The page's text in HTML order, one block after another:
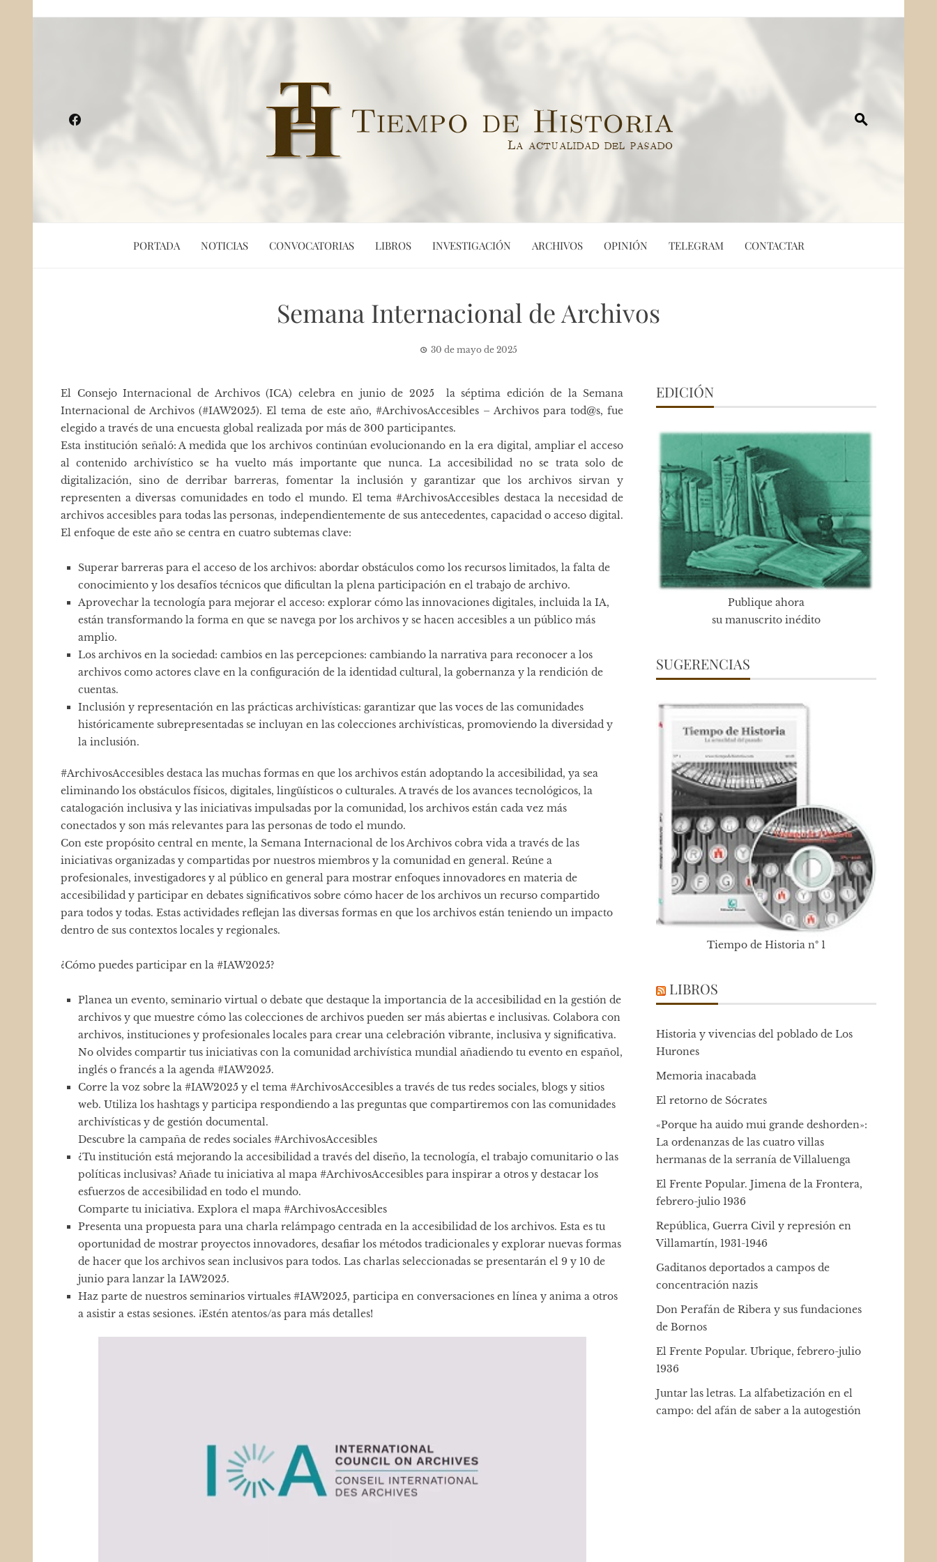
PORTADA NOTICIAS CONVOCATORIAS LIBROS INVESTIGACIÓN ARCHIVOS OPINIÓN TELEGRAM CONTACTAR
Semana Internacional de Archivos
30 de mayo de 2025
El Consejo Internacional de Archivos(ICA) celebra en junio de 2025 la séptima edición de laSemana
Internacional de Archivos (#IAW2025). El tema de este año, #ArchivosAccesibles – Archivos para tod@s, fue
elegido a través de una encuesta global realizada por más de 300 participantes.
Esta institución señaló: A medida que los archivos continúan evolucionando en la era digital, ampliar el acceso
al contenido archivístico se ha vuelto más importante que nunca. La accesibilidad no se trata solo de
digitalización, sino de derribar barreras, fomentar la inclusión y garantizar que los archivos sirvan y
representen a diversas comunidades en todo el mundo. El tema #ArchivosAccesibles destaca la necesidad de
archivos accesibles para todas las personas, independientemente de sus antecedentes, capacidad o acceso digital.
El enfoque de este año se centra en cuatro subtemas clave:
Superar barreras para el acceso de los archivos: abordar obstáculos como los recursos limitados, la falta de
conocimiento y los desafíos técnicos que dificultan la plena participación en el trabajo de archivo.
Aprovechar la tecnología para mejorar el acceso: explorar cómo las innovaciones digitales, incluida la IA,
están transformando la forma en que se navega por los archivos y se hacen accesibles a un público más
amplio.
Los archivos en la sociedad: cambios en las percepciones: cambiando la narrativa para reconocer a los
archivos como actores clave en la configuración de la identidad cultural, la gobernanza y la rendición de
cuentas.
Inclusión y representación en las prácticas archivísticas: garantizar que las voces de las comunidades
históricamente subrepresentadas se incluyan en las colecciones archivísticas, promoviendo la diversidad y
la inclusión.
#ArchivosAccesibles destaca las muchas formas en que los archivos están adoptando la accesibilidad, ya sea
eliminando los obstáculos físicos, digitales, lingüísticos o culturales. A través de los avances tecnológicos, la
catalogación inclusiva y las iniciativas impulsadas por la comunidad, los archivos están cada vez más
conectados y son más relevantes para las personas de todo el mundo.
Con este propósito central en mente, la Semana Internacional de los Archivos cobra vida a través de las
iniciativas organizadas y compartidas por nuestros miembros y la comunidad en general. Reúne a
profesionales, investigadores y al público en general para mostrar enfoques innovadores en materia de
accesibilidad y participar en debates significativos sobre cómo hacer de los archivos un recurso compartido
para todos y todas. Estas actividades reflejan las diversas formas en que los archivos están teniendo un impacto
dentro de sus contextos locales y regionales.
¿Cómo puedes participar en la #IAW2025?
Planea un evento, seminario virtual o debate que destaque la importancia de la accesibilidad en la gestión de
archivos y que muestre cómo las colecciones de archivos pueden ser más abiertas e inclusivas. Colabora con
archivos, instituciones y profesionales locales para crear una celebración vibrante, inclusiva y significativa.
No olvides compartir tus iniciativas con la comunidad archivística mundial añadiendo tu evento en español,
inglés o francés a la agenda #IAW2025.
Corre la voz sobre la #IAW2025 y el tema #ArchivosAccesibles a través de tus redes sociales, blogs y sitios
web. Utiliza los hashtags y participa respondiendo a las preguntas que compartiremos con las comunidades
archivísticas y de gestión documental.
Descubre la campaña de redes sociales #ArchivosAccesibles
¿Tu institución está mejorando la accesibilidad a través del diseño, la tecnología, el trabajo comunitario o las
políticas inclusivas? Añade tu iniciativa al mapa #ArchivosAccesibles para inspirar a otros y destacar los
esfuerzos de accesibilidad en todo el mundo.
Comparte tu iniciativa. Explora el mapa #ArchivosAccesibles
Presenta una propuesta para una charla relámpago centrada en la accesibilidad de los archivos. Esta es tu
oportunidad de mostrar proyectos innovadores, desafiar los métodos tradicionales y explorar nuevas formas
de hacer que los archivos sean inclusivos para todos. Las charlas seleccionadas se presentarán el 9 y 10 de
junio para lanzar la IAW2025.
Haz parte de nuestros seminarios virtuales #IAW2025, participa en conversaciones en línea y anima a otros
a asistir a estas sesiones. ¡Estén atentos/as para más detalles!
EDICIÓN
Publique ahora
su manuscrito inédito
SUGERENCIAS
Tiempo de Historia nº 1
LIBROS
Historia y vivencias del poblado de Los
Hurones
Memoria inacabada
El retorno de Sócrates
«Porque ha auido mui grande deshorden»:
La ordenanzas de las cuatro villas
hermanas de la serranía de Villaluenga
El Frente Popular. Jimena de la Frontera,
febrero-julio 1936
República, Guerra Civil y represión en
Villamartín, 1931-1946
Gaditanos deportados a campos de
concentración nazis
Don Perafán de Ribera y sus fundaciones
de Bornos
El Frente Popular. Ubrique, febrero-julio
1936
Juntar las letras. La alfabetización en el
campo: del afán de saber a la autogestión